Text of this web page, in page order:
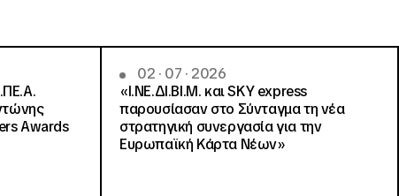
Awards
02 · 07 · 2026
«Ι.ΝΕ.ΔΙ.ΒΙ.Μ. και SKY express
παρουσίασαν στο Σύνταγμα τη νέα
στρατηγική συνεργασία για την
Ευρωπαϊκή Κάρτα Νέων»